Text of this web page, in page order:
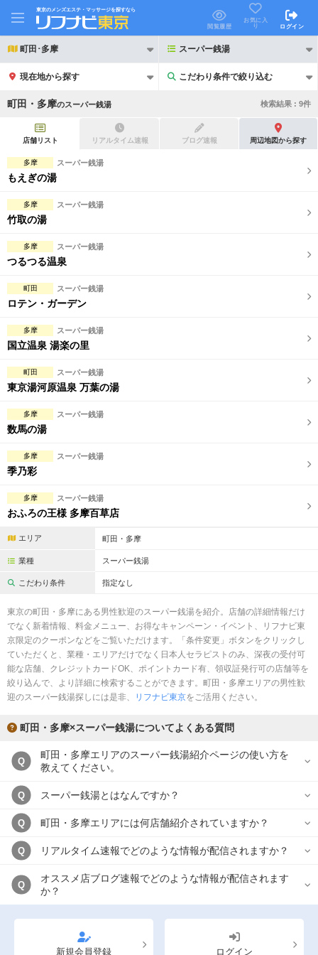
東京のメンズエステ・マッサージを探すなら
閲覧履歴
お気に入
り
ログイン
町田･多摩 スーパー銭湯
現在地から探す こだわり条件で絞り込む
こだわり条件で絞り込む
21時以降も受付
初回割引あり
団体割引
キャッシュレス決済OK
2名様歓迎
完全個室
ペアルームあり
フットバスあり
日本人スタッフのみ
スタッフ指名可
町田・多摩のスーパー銭湯 検索結果 : 9件
店舗リスト リアルタイム速報 ブログ速報 周辺地図から探す
多摩 スーパー銭湯
もえぎの湯
多摩 スーパー銭湯
竹取の湯
多摩 スーパー銭湯
つるつる温泉
町田 スーパー銭湯
ロテン・ガーデン
多摩 スーパー銭湯
国立温泉 湯楽の里
町田 スーパー銭湯
東京湯河原温泉 万葉の湯
多摩 スーパー銭湯
数馬の湯
多摩 スーパー銭湯
季乃彩
多摩 スーパー銭湯
おふろの王様 多摩百草店
エリア 町田・多摩
業種 スーパー銭湯
こだわり条件 指定なし
東京の町田・多摩にある男性歓迎のスーパー銭湯を紹介。店舗の詳細情報だけ
でなく新着情報、料金メニュー、お得なキャンペーン・イベント、リフナビ東
京限定のクーポンなどをご覧いただけます。「条件変更」ボタンをクリックし
ていただくと、業種・エリアだけでなく日本人セラピストのみ、深夜の受付可
能な店舗、クレジットカードOK、ポイントカード有、領収証発行可の店舗等を
絞り込んで、より詳細に検索することができます。町田・多摩エリアの男性歓
迎のスーパー銭湯探しには是非、
リフナビ東京をご活用ください。
町田・多摩×スーパー銭湯についてよくある質問
Q
町田・多摩エリアのスーパー銭湯紹介ページの使い方を
教えてください。
Q スーパー銭湯とはなんですか？
Q 町田・多摩エリアには何店舗紹介されていますか？
Q リアルタイム速報でどのような情報が配信されますか？
Q
オススメ店ブログ速報でどのような情報が配信されます
か？
新規会員登録 ログイン